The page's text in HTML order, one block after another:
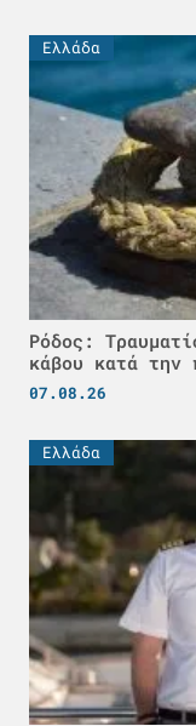
Ελλάδα
Ρόδος:
κάβου κατά την
07.08.26
Ελλάδα